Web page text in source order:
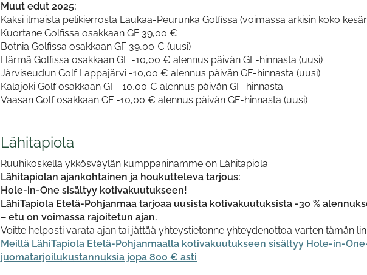
Muut edut 2025:
Kaksi ilmaista pelikierrosta Laukaa-Peurunka Golfissa (voimassa arkisin koko
Kuortane Golfissa osakkaan GF 39,00 €
Botnia Golfissa osakkaan GF 39,00 € (uusi)
Härmä Golfissa osakkaan GF -10,00 € alennus päivän GF-hinnasta (uusi)
Järviseudun Golf Lappajärvi -10,00 € alennus päivän GF-hinnasta (uusi)
Kalajoki Golf osakkaan GF -10,00 € alennus päivän GF-hinnasta
Vaasan Golf osakkaan GF -10,00 € alennus päivän GF-hinnasta (uusi)
Lähitapiola
Ruuhikoskella ykkösväylän kumppaninamme on Lähitapiola.
Lähitapiolan ajankohtainen ja houkutteleva tarjous:
Hole-in-One sisältyy kotivakuutukseen!
LähiTapiola Etelä-Pohjanmaa tarjoaa uusista kotivakuutuksista -30 %
– etu on voimassa rajoitetun ajan.
Voitte helposti varata ajan tai jättää yhteystietonne yhteydenottoa varten tämän
Meillä LähiTapiola Etelä-Pohjanmaalla kotivakuutukseen sisältyy Hole-in-
juomatarjoilukustannuksia jopa 800 € asti